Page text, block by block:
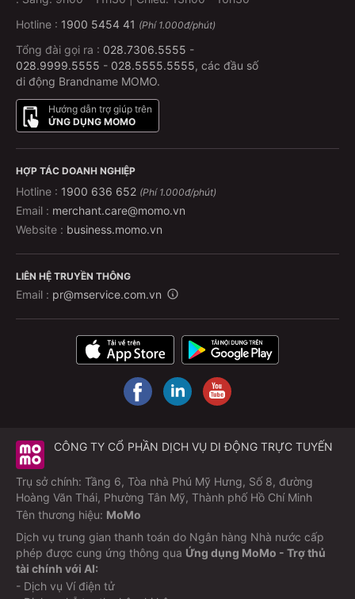
Hotline : 1900 5454 41 (Phí 1.000đ/phút)
Tổng đài gọi ra : 028.7306.5555 -
028.9999.5555 - 028.5555.5555, các đầu số
di động Brandname MOMO.
Hướng dẫn trợ giúp trên
ỨNG DỤNG MOMO
HỢP TÁC DOANH NGHIỆP
Hotline : 1900 636 652 (Phí 1.000đ/phút)
Email : merchant.care@momo.vn
Website : business.momo.vn
LIÊN HỆ TRUYỀN THÔNG
Email : pr@mservice.com.vn
CÔNG TY CỔ PHẦN DỊCH VỤ DI ĐỘNG TRỰC TUYẾN
Trụ sở chính: Tầng 6, Tòa nhà Phú Mỹ Hưng, Số 8, đường
Hoàng Văn Thái, Phường Tân Mỹ, Thành phố Hồ Chí Minh
Tên thương hiệu: MoMo
Dịch vụ trung gian thanh toán do Ngân hàng Nhà nước cấp
phép được cung ứng thông qua Ứng dụng MoMo - Trợ thủ
tài chính với AI:
- Dịch vụ Ví điện tử